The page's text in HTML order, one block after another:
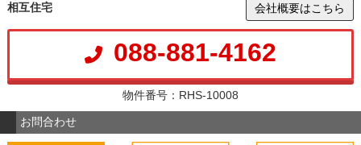
相互住宅 会社概要はこちら
088-881-4162
物件番号：RHS-10008
お問合わせ